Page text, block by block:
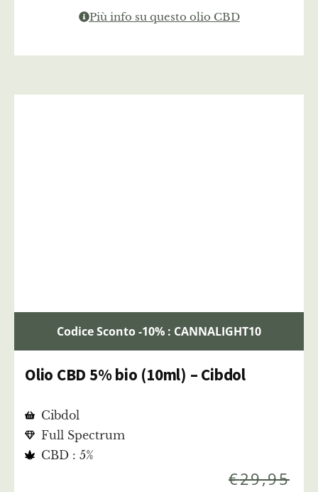
Più info su questo olio CBD
Codice Sconto -10% : CANNALIGHT10
Olio CBD 5% bio (10ml) – Cibdol
Cibdol
Full Spectrum
CBD : 5%
€29,95